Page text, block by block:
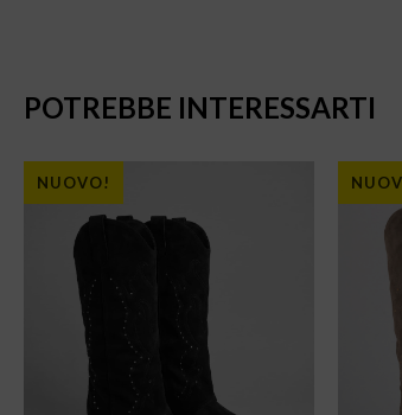
POTREBBE INTERESSARTI
NUOVO!